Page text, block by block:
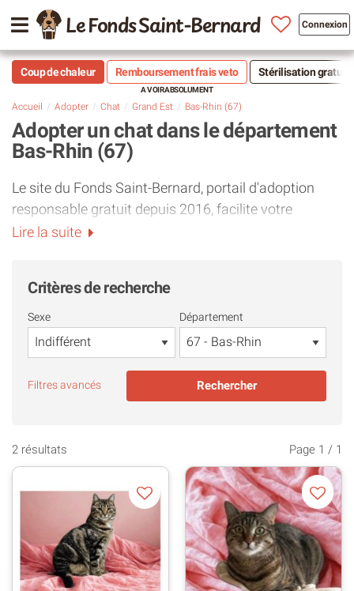
Le Fonds Saint-Bernard Connexion
Coup de chaleur Remboursement frais veto Stérilisation
Accueil Adopter Chat Grand Est Bas-Rhin (67)
Adopter un chat dans le département
Bas-Rhin (67)
Le site du Fonds Saint-Bernard, portail d'adoption
responsable gratuit depuis 2016, facilite votre
recherche en centralisant les annonces de chats ou
département Bas-Rhin (67).
Utiliser Le Fonds Saint-Bernard est la meilleure façon
d'accueillir un chat
chez vous de manière
Dans le cas ou vous n'avez pas assez de résultats,
Vous pouvez également contacter lesassociations
de protection animale du département Bas-Rhin
Enfin, gardez à l'esprit qu'un chat vit en moyenne 17
ans et ses soins médicaux peuvent vite représenter
un gros budget ! Pensez donc à souscrireune
assurance chatau moment de l'adoption pour
Lire la suite
Critères de recherche
Sexe Département
Filtres avancés
2 résultats Page 1 / 1